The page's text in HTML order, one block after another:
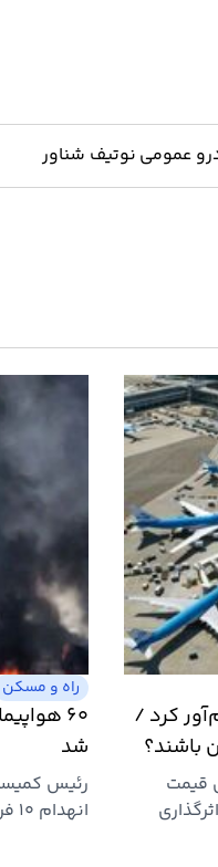
عمومی نوتیف شناور
را سرسام‌آور کرد /
باشند؟
قیمت
راه و مسکن
شد
انهدام ۱۰ فروند از این هواپیماها در جنگ رمضان خبر داد.